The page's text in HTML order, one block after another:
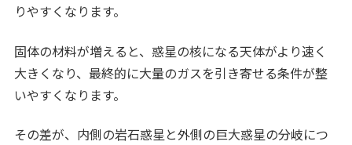
りやすくなります。
固体の材料が増えると、惑星の核になる天体がより速く
大きくなり、最終的に大量のガスを引き寄せる条件が整
いやすくなります。
その差が、内側の岩石惑星と外側の巨大惑星の分岐につ